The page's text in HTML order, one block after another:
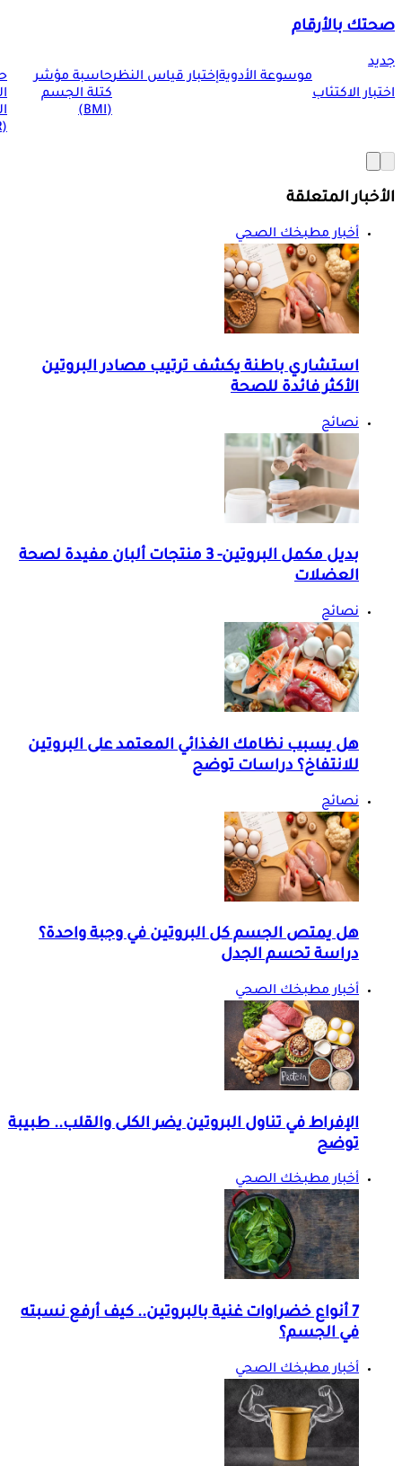
صحتك بالأرقام
جديد
اختبار الاكتئاب
موسوعة الأدويةإختبار قياس النظرحاسبة مؤشر
كتلة الجسم
(BMI)
(BMR)
الأخبار المتعلقة
أخبار مطبخك الصحي
استشاري باطنة يكشف ترتيب مصادر البروتين
الأكثر فائدة للصحة
نصائح
بديل مكمل البروتين- 3 منتجات ألبان مفيدة لصحة
العضلات
نصائح
هل يسبب نظامك الغذائي المعتمد على البروتين
للانتفاخ؟ دراسات توضح
نصائح
هل يمتص الجسم كل البروتين في وجبة واحدة؟
دراسة تحسم الجدل
أخبار مطبخك الصحي
الإفراط في تناول البروتين يضر الكلى والقلب.. طبيبة
توضح
أخبار مطبخك الصحي
7 أنواع خضراوات غنية بالبروتين.. كيف أرفع نسبته
في الجسم؟
أخبار مطبخك الصحي